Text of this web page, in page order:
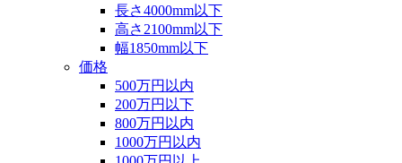
長さ4000mm以下
高さ2100mm以下
幅1850mm以下
価格
500万円以内
200万円以下
800万円以内
1000万円以内